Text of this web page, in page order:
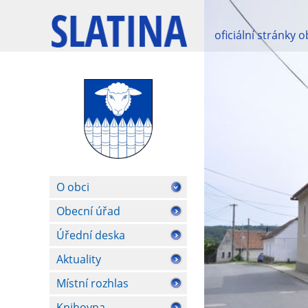
O obci
Obecní úřad
Úřední deska
Aktuality
Místní rozhlas
oficiální stránky